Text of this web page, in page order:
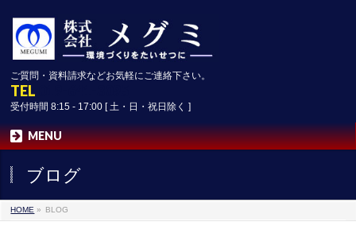
ご質問・資料請求などお気軽にご連絡下さい。
TEL
受付時間 8:15 - 17:00 [ 土・日・祝日除く ]
MENU
ブログ
HOME » BLOG